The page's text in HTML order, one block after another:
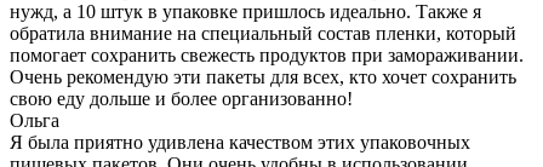
нужд, а 10 штук в упаковке пришлось идеально. Также я
обратила внимание на специальный состав пленки, который
помогает сохранить свежесть продуктов при замораживании.
Очень рекомендую эти пакеты для всех, кто хочет сохранить
свою еду дольше и более организованно!
Ольга
Я была приятно удивлена качеством этих упаковочных